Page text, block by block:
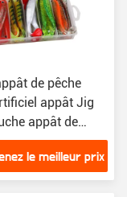
de pêche
appât Jig
appât de
caoutchouc
le meilleur prix